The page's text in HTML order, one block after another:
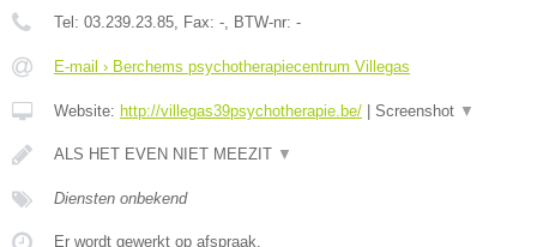
Tel: 03.239.23.85 , Fax: - , BTW-nr: -
E-mail › Berchems psychotherapiecentrum Villegas
Website: http://villegas39psychotherapie.be/ Screenshot ▼
ALS HET EVEN NIET MEEZIT ▼
Diensten onbekend
Er wordt gewerkt op afspraak.